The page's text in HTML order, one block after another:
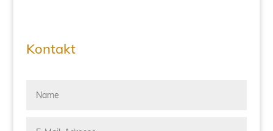
Kontakt